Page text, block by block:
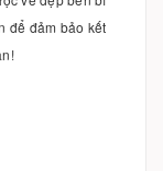
để đảm bảo kết